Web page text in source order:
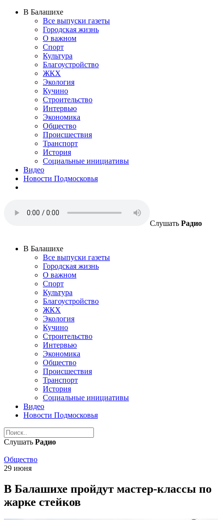
В Балашихе
Все выпуски газеты
Городская жизнь
О важном
Спорт
Культура
Благоустройство
ЖКХ
Экология
Кучино
Строительство
Интервью
Экономика
Общество
Происшествия
Транспорт
История
Социальные инициативы
Видео
Новости Подмосковья
Слушать Радио
В Балашихе
Все выпуски газеты
Городская жизнь
О важном
Спорт
Культура
Благоустройство
ЖКХ
Экология
Кучино
Строительство
Интервью
Экономика
Общество
Происшествия
Транспорт
История
Социальные инициативы
Видео
Новости Подмосковья
Слушать Радио
Общество
29 июня
В Балашихе пройдут мастер-классы по
жарке стейков